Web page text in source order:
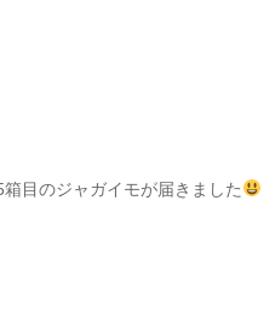
目のジャガイモが届きました